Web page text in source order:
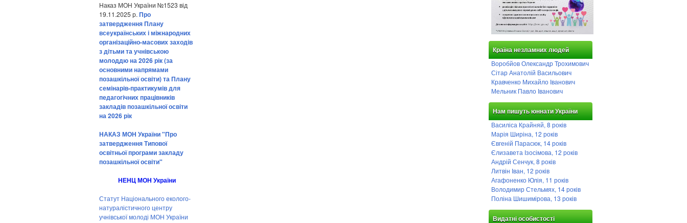
Наказ МОН України №1523 від
19.11.2025 р. Про
затвердження Плану
всеукраїнських і міжнародних
організаційно-масових заходів
з дітьми та учнівською
молоддю на 2026 рік (за
основними напрямами
позашкільної освіти) та Плану
семінарів-практикумів для
педагогічних працівників
закладів позашкільної освіти
на 2026 рік
НАКАЗ МОН України "Про
затвердження Типової
освітньої програми закладу
позашкільної освіти"
НЕНЦ МОН України
Статут Національного еколого-
натуралістичного центру
учнівської молоді МОН України
Країна незламних людей
Воробйов Олександр Трохимович
Сітар Анатолій Васильович
Кравченко Михайло Іванович
Мельник Павло Іванович
Нам пишуть юннати України
Василіса Крайняй, 8 років
Марія Ширіна, 12 років
Євгеній Парасюк, 14 років
Єлизавета Ізосімова, 12 років
Андрій Сенчук, 8 років
Литвін Іван, 12 років
Агафоненко Юлія, 11 років
Володимир Стельмях, 14 років
Поліна Шишимірова, 13 років
Видатні особистості